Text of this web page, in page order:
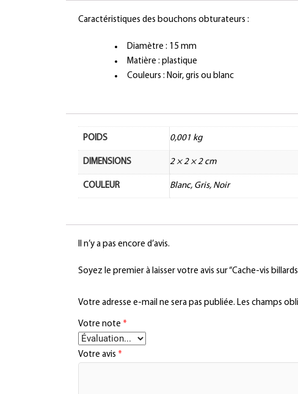
Caractéristiques des bouchons obturateurs :
Diamètre : 15 mm
Matière : plastique
Couleurs : Noir, gris ou blanc
POIDS 0,001 kg
DIMENSIONS 2 × 2 × 2 cm
COULEUR Blanc, Gris, Noir
Il n’y a pas encore d’avis.
Soyez le premier à laisser votre avis sur “Cache-vis
Votre adresse e-mail ne sera pas publiée. Les champs
Votre note *
Votre avis *